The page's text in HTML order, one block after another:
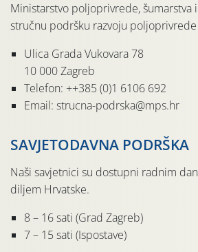
Ministarstvo poljoprivrede, šumarstva
stručnu podršku razvoju poljoprivrede
Ulica Grada Vukovara 78
10 000 Zagreb
Telefon: ++385 (0)1 6106 692
Email: strucna-podrska@mps.hr
SAVJETODAVNA PODRŠKA
Naši savjetnici su dostupni radnim
diljem Hrvatske.
8 – 16 sati (Grad Zagreb)
7 – 15 sati (Ispostave)